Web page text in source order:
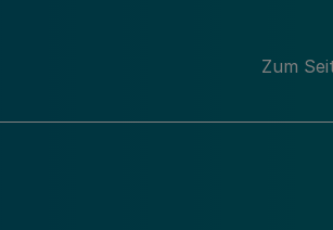
„Mittelstand
Zum